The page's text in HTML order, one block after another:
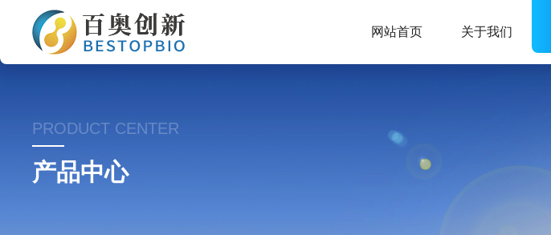
网站首页 关于我们
PRODUCT CENTER
产品中心